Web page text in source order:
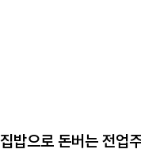
집밥으로 돈버는 전업